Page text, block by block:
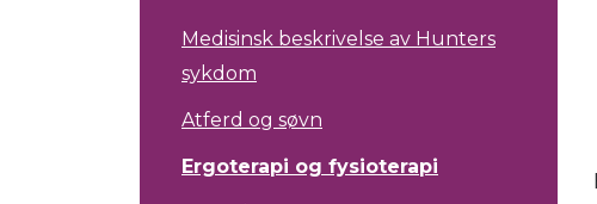
Medisinsk beskrivelse av Hunters
sykdom
Atferd og søvn
Ergoterapi og fysioterapi